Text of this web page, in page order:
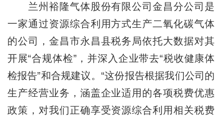
兰州裕隆气体股份有限公司金昌分公司是
一家通过资源综合利用方式生产二氧化碳气体
的公司，金昌市永昌县税务局依托大数据对其
开展“合规体检”，并深入企业带去“税收健康体
检报告”和合规建议。“这份报告根据我们公司的
生产经营业务，涵盖企业适用的各项税费优惠
政策，对我们正确享受资源综合利用相关税费